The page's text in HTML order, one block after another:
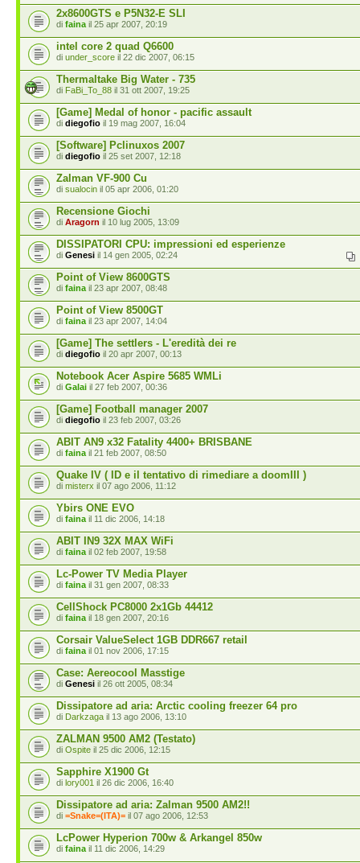
2x8600GTS e P5N32-E SLI
di faina il 25 apr 2007, 20:19
intel core 2 quad Q6600
di under_score il 22 dic 2007, 06:15
Thermaltake Big Water - 735
di FaBi_To_88 il 31 ott 2007, 19:25
[Game] Medal of honor - pacific assault
di diegofio il 19 mag 2007, 16:04
[Software] Pclinuxos 2007
di diegofio il 25 set 2007, 12:18
Zalman VF-900 Cu
di sualocin il 05 apr 2006, 01:20
Recensione Giochi
di Aragorn il 10 lug 2005, 13:09
DISSIPATORI CPU: impressioni ed esperienze
di Genesi il 14 gen 2005, 02:24
Point of View 8600GTS
di faina il 23 apr 2007, 08:48
Point of View 8500GT
di faina il 23 apr 2007, 14:04
[Game] The settlers - L'eredità dei re
di diegofio il 20 apr 2007, 00:13
Notebook Acer Aspire 5685 WMLi
di Galai il 27 feb 2007, 00:36
[Game] Football manager 2007
di diegofio il 23 feb 2007, 03:26
ABIT AN9 x32 Fatality 4400+ BRISBANE
di faina il 21 feb 2007, 08:50
Quake IV ( ID e il tentativo di rimediare a doomIII )
di misterx il 07 ago 2006, 11:12
Ybirs ONE EVO
di faina il 11 dic 2006, 14:18
ABIT IN9 32X MAX WiFi
di faina il 02 feb 2007, 19:58
Lc-Power TV Media Player
di faina il 31 gen 2007, 08:33
CellShock PC8000 2x1Gb 44412
di faina il 18 gen 2007, 20:16
Corsair ValueSelect 1GB DDR667 retail
di faina il 01 nov 2006, 17:15
Case: Aereocool Masstige
di Genesi il 26 ott 2005, 08:34
Dissipatore ad aria: Arctic cooling freezer 64 pro
di Darkzaga il 13 ago 2006, 13:10
ZALMAN 9500 AM2 (Testato)
di Ospite il 25 dic 2006, 12:15
Sapphire X1900 Gt
di lory001 il 26 dic 2006, 16:40
Dissipatore ad aria: Zalman 9500 AM2!!
di =Snake=(ITA)= il 07 ago 2006, 12:53
LcPower Hyperion 700w & Arkangel 850w
di faina il 11 dic 2006, 14:29